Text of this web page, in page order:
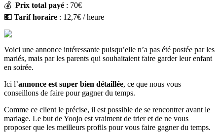
💰 Prix total payé : 70€
💶 Tarif horaire : 12,7€ / heure
Voici une annonce intéressante puisqu’elle n’a pas été postée par les
mariés, mais par les parents qui souhaitaient faire garder leur enfant
en soirée.
Ici l’annonce est super bien détaillée, ce que nous vous
conseillons de faire pour gagner du temps.
Comme ce client le précise, il est possible de se rencontrer avant le
mariage. Le but de Yoojo est vraiment de trier et de ne vous
proposer que les meilleurs profils pour vous faire gagner du temps.